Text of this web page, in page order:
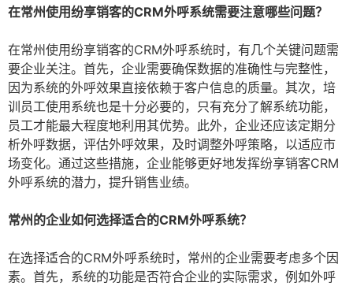
在常州使用纷享销客的CRM外呼系统需要注意哪些问题？
在常州使用纷享销客的CRM外呼系统时，有几个关键问题需
要企业关注。首先，企业需要确保数据的准确性与完整性，
因为系统的外呼效果直接依赖于客户信息的质量。其次，培
训员工使用系统也是十分必要的，只有充分了解系统功能，
员工才能最大程度地利用其优势。此外，企业还应该定期分
析外呼数据，评估外呼效果，及时调整外呼策略，以适应市
场变化。通过这些措施，企业能够更好地发挥纷享销客CRM
外呼系统的潜力，提升销售业绩。
常州的企业如何选择适合的CRM外呼系统？
在选择适合的CRM外呼系统时，常州的企业需要考虑多个因
素。首先，系统的功能是否符合企业的实际需求，例如外呼